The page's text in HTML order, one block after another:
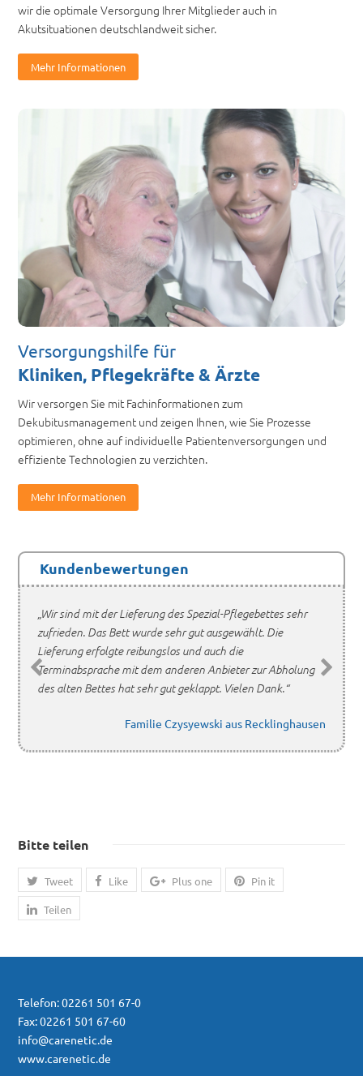
wir die optimale Versorgung Ihrer Mitglieder auch in
Akutsituationen deutschlandweit sicher.
Mehr Informationen
Versorgungshilfe für
Kliniken, Pflegekräfte & Ärzte
Wir versorgen Sie mit Fachinformationen zum
Dekubitusmanagement und zeigen Ihnen, wie Sie Prozesse
optimieren, ohne auf individuelle Patientenversorgungen und
effiziente Technologien zu verzichten.
Mehr Informationen
Kundenbewertungen
„Wir sind mit der Lieferung des Spezial-Pflegebettes sehr
zufrieden. Das Bett wurde sehr gut ausgewählt. Die
Lieferung erfolgte reibungslos und auch die
Terminabsprache mit dem anderen Anbieter zur Abholung
des alten Bettes hat sehr gut geklappt. Vielen Dank.“
Familie Czysyewski aus Recklinghausen
Bitte teilen
Tweet Like Plus one Pin it
Teilen
Telefon: 02261 501 67-0
Fax: 02261 501 67-60
info@carenetic.de
www.carenetic.de